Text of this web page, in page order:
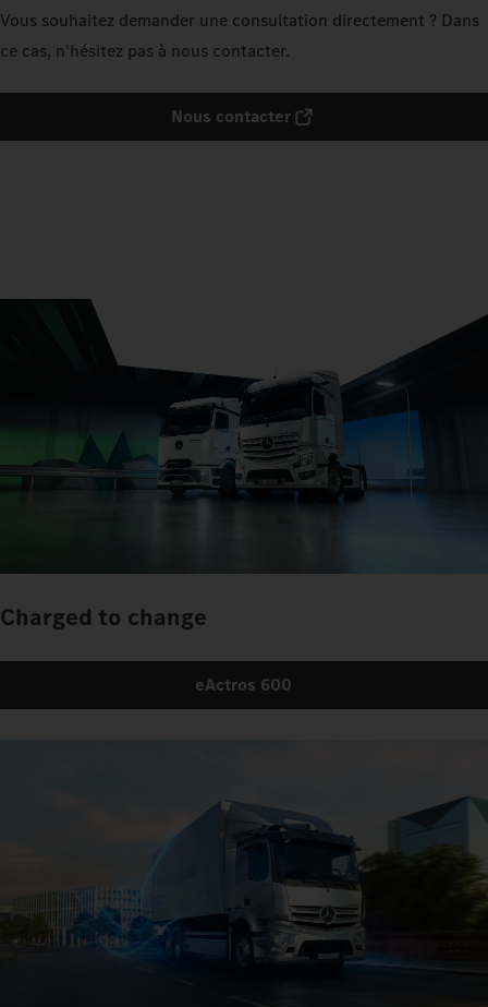
Vous souhaitez demander une consultation directement ? Dans
ce cas, n'hésitez pas à nous contacter.
Nous contacter
Charged to change
eActros 600